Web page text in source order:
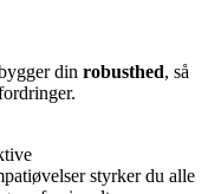
din robusthed, så
styrker du alle